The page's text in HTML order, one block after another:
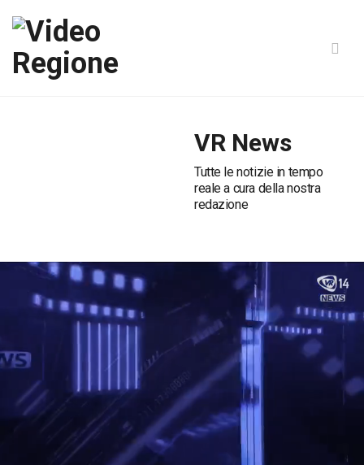
VR News
Tutte le notizie in tempo
reale a cura della nostra
redazione